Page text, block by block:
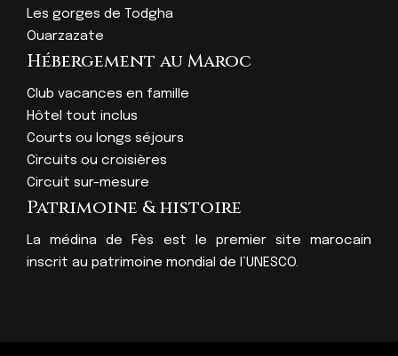
Les gorges de Todgha
Ouarzazate
Hébergement au Maroc
Club vacances en famille
Hôtel tout inclus
Courts ou longs séjours
Circuits ou croisières
Circuit sur-mesure
Patrimoine & histoire
La médina de Fès est le premier site marocain
inscrit au patrimoine mondial de l’UNESCO.